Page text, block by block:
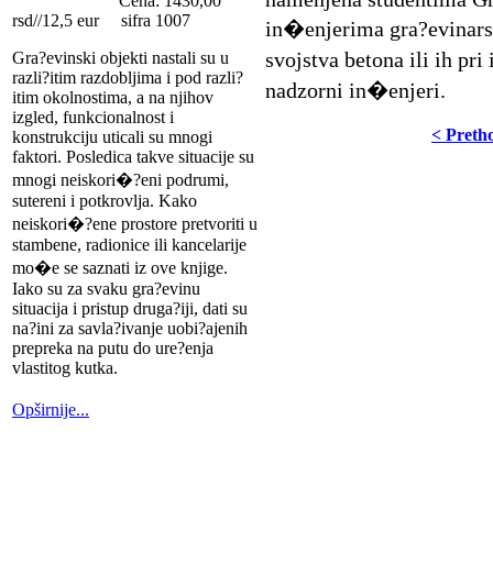
rsd//12,5 eur sifra 1007
Gra?evinski objekti nastali su u
razli?itim razdobljima i pod razli?
itim okolnostima, a na njihov
izgled, funkcionalnost i
konstrukciju uticali su mnogi
faktori. Posledica takve situacije su
mnogi neiskori�?eni podrumi,
sutereni i potkrovlja. Kako
neiskori�?ene prostore pretvoriti u
stambene, radionice ili kancelarije
mo�e se saznati iz ove knjige.
Iako su za svaku gra?evinu
situacija i pristup druga?iji, dati su
na?ini za savla?ivanje uobi?ajenih
prepreka na putu do ure?enja
vlastitog kutka.
Opširnije...
in�enjerima
svojstva betona ili ih
nadzorni in�enjeri.
<